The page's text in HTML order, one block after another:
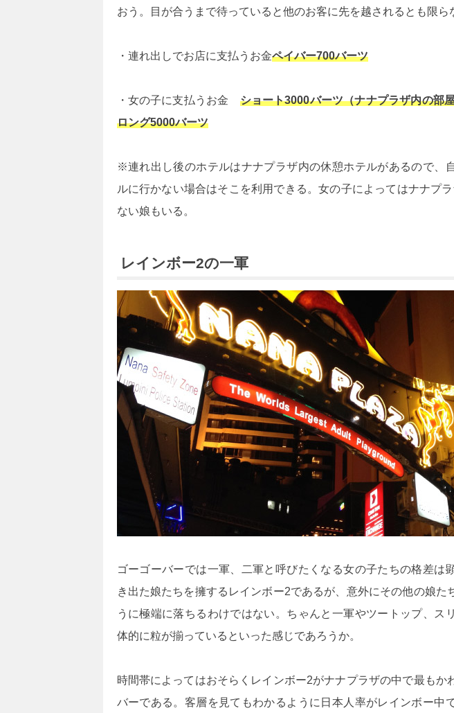
おう。目が合うまで待っていると他のお客に先を越されるとも限ら
・連れ出しでお店に支払うお金ペイバー700バーツ
・女の子に支払うお金 ショート3000バーツ（ナナプラザ内の
ロング5000バーツ
※連れ出し後のホテルはナナプラザ内の休憩ホテルがあるので、
ルに行かない場合はそこを利用できる。女の子によってはナナプ
ない娘もいる。
レインボー2の一軍
ゴーゴーバーでは一軍、二軍と呼びたくなる女の子たちの格差は
き出た娘たちを擁するレインボー2であるが、意外にその他の娘た
うに極端に落ちるわけではない。ちゃんと一軍やツートップ、ス
体的に粒が揃っているといった感じであろうか。
時間帯によってはおそらくレインボー2がナナプラザの中で最もか
バーである。客層を見てもわかるように日本人率がレインボー中